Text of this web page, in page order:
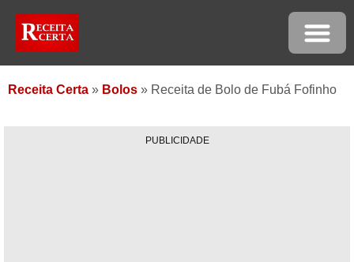
Receita Certa » Bolos » Receita de Bolo de Fubá Fofinho
PUBLICIDADE